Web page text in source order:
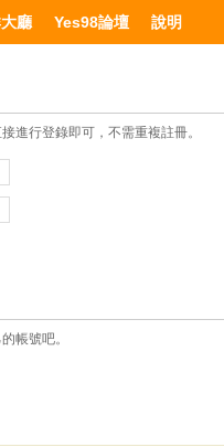
廳 Yes98論壇 說明
進行登錄即可，不需重複註冊。
帳號吧。